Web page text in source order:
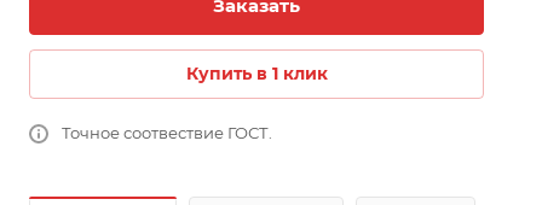
Заказать
Купить в 1 клик
Точное соотвествие ГОСТ.